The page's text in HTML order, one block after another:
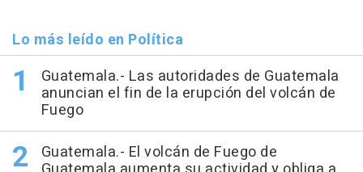
Lo más leído en Política
Guatemala.- Las autoridades de Guatemala
anuncian el fin de la erupción del volcán de
Fuego
Guatemala.- El volcán de Fuego de